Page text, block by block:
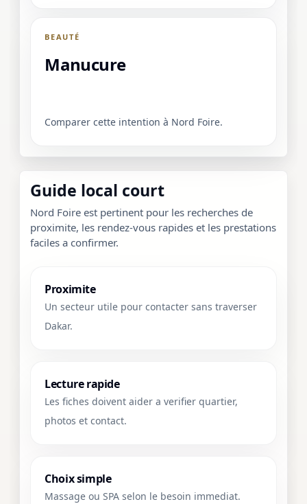
BEAUTÉ
Manucure
Comparer cette intention à Nord Foire.
Guide local court
Nord Foire est pertinent pour les recherches de
proximite, les rendez-vous rapides et les prestations
faciles a confirmer.
Proximite
Un secteur utile pour contacter sans traverser
Dakar.
Lecture rapide
Les fiches doivent aider a verifier quartier,
photos et contact.
Choix simple
Massage ou SPA selon le besoin immediat.